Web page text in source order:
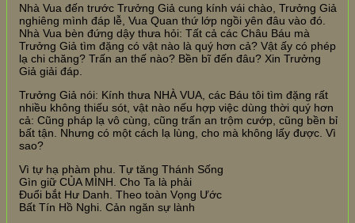
Nhà Vua đến trước Trưởng Giả cung kính vái chào, Trưởng Giả
nghiêng mình đáp lễ, Vua Quan thứ lớp ngồi yên đâu vào đó.
Nhà Vua bèn đứng dậy thưa hỏi: Tất cả các Châu Báu mà
Trưởng Giả tìm đặng có vật nào là quý hơn cả? Vật ấy có phép
lạ chi chăng? Trấn an thế nào? Bền bĩ đến đâu? Xin Trưởng
Giả giải đáp.
Trưởng Giả nói: Kính thưa NHÀ VUA, các Báu tôi tìm đặng rất
nhiều không thiếu sót, vật nào nếu hợp việc dùng thời quý hơn
cả: Cũng pháp lạ vô cùng, cũng trấn an trộm cướp, cũng bền bỉ
bất tận. Nhưng có một cách lạ lùng, cho mà không lấy được. Vì
sao?
Vì tự hạ phàm phu. Tự tăng Thánh Sống
Gìn giữ CỦA MÌNH. Cho Ta là phải
Đuổi bắt Hư Danh. Theo toàn Vọng Ước
Bất Tín Hồ Nghi. Cản ngăn sự lành